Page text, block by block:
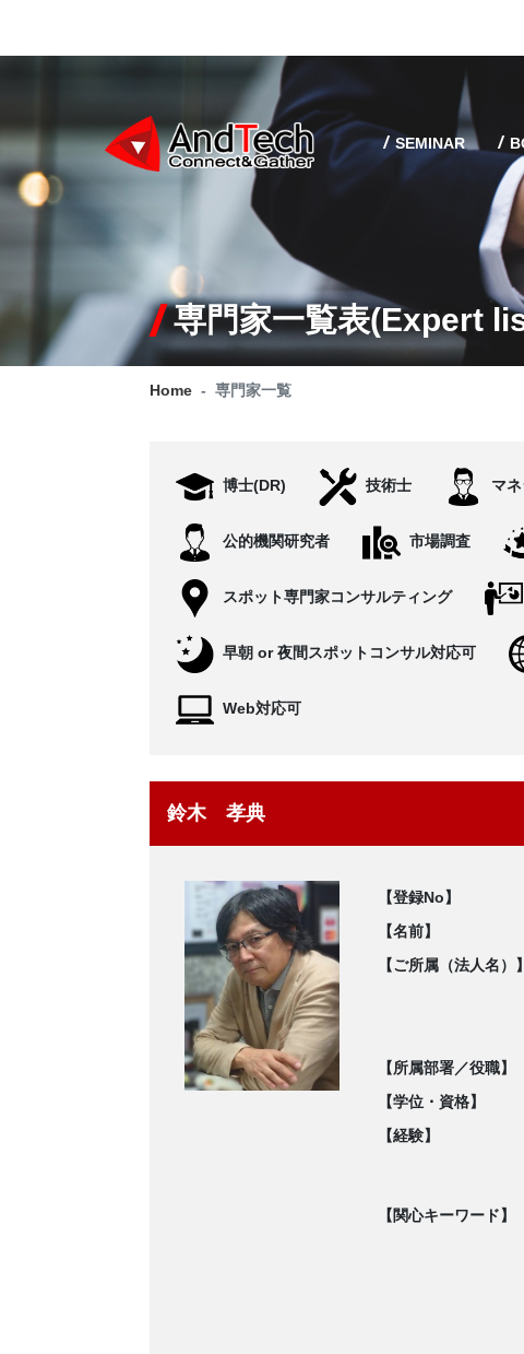
SEMINAR
専門家一覧表(Expert
Home 専門家一覧
博士(DR) 技術士 マ
公的機関研究者 市場調査
スポット専門家コンサルティング
早朝 or 夜間スポットコンサル対応可
Web対応可
鈴木 孝典
【登録No】
【名前】
【ご所属（法人名）】
【所属部署／役職】
【学位・資格】
【経験】
【関心キーワード】